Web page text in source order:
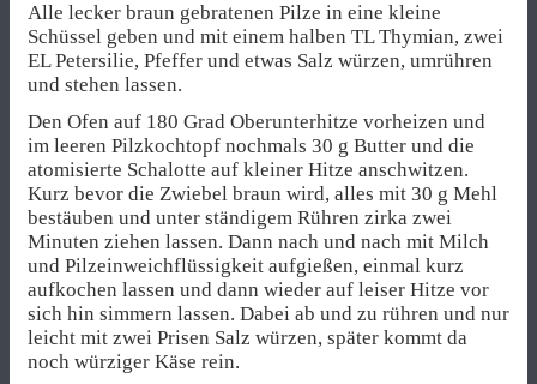
Alle lecker braun gebratenen Pilze in eine kleine
Schüssel geben und mit einem halben TL Thymian, zwei
EL Petersilie, Pfeffer und etwas Salz würzen, umrühren
und stehen lassen.
Den Ofen auf 180 Grad Oberunterhitze vorheizen und
im leeren Pilzkochtopf nochmals 30 g Butter und die
atomisierte Schalotte auf kleiner Hitze anschwitzen.
Kurz bevor die Zwiebel braun wird, alles mit 30 g Mehl
bestäuben und unter ständigem Rühren zirka zwei
Minuten ziehen lassen. Dann nach und nach mit Milch
und Pilzeinweichflüssigkeit aufgießen, einmal kurz
aufkochen lassen und dann wieder auf leiser Hitze vor
sich hin simmern lassen. Dabei ab und zu rühren und nur
leicht mit zwei Prisen Salz würzen, später kommt da
noch würziger Käse rein.